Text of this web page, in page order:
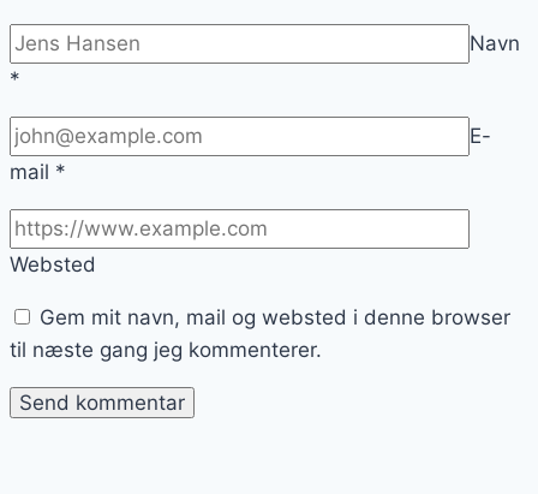
Navn
*
E-
mail *
Websted
Gem mit navn, mail og websted i denne browser
til næste gang jeg kommenterer.